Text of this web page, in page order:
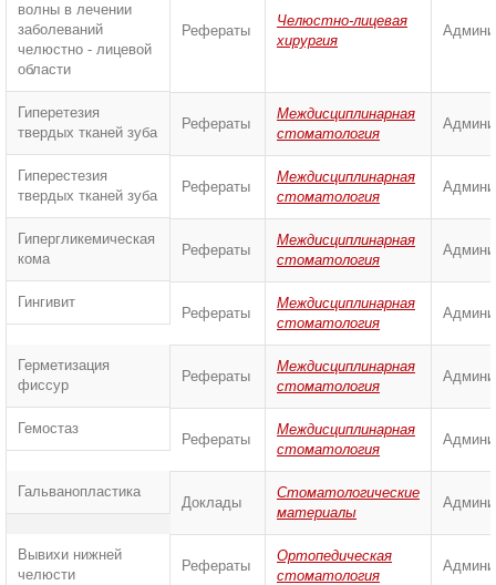
волны в лечении
заболеваний
челюстно - лицевой
области
Рефераты
Челюстно-лицевая
хирургия
Гиперетезия
твердых тканей зуба
Рефераты
Междисциплинарная
стоматология
Гиперестезия
твердых тканей зуба
Рефераты
Междисциплинарная
стоматология
Гипергликемическая
кома
Рефераты
Междисциплинарная
стоматология
Гингивит
Рефераты
Междисциплинарная
стоматология
Герметизация
фиссур
Рефераты
Междисциплинарная
стоматология
Гемостаз
Рефераты
Междисциплинарная
стоматология
Гальванопластика
Доклады
Стоматологические
материалы
Вывихи нижней
челюсти
Рефераты
Ортопедическая
стоматология